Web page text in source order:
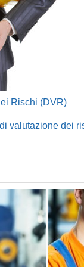
Rischi (DVR)
valutazione dei